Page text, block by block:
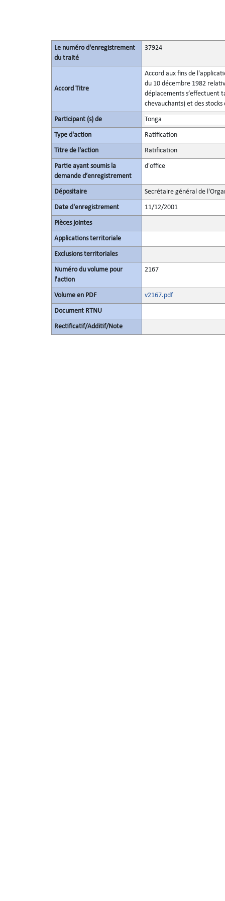
Le numéro d'enregistrement
du traité
37924
Accord Titre
Accord aux fins de
du 10 décembre 1982
déplacements s’effectuent
chevauchants) et des
Participant (s) de Tonga
Type d'action Ratification
Titre de l'action Ratification
Partie ayant soumis la
demande d’enregistrement
d'office
Dépositaire Secrétaire général de
Date d'enregistrement 11/12/2001
Pièces jointes
Applications territoriale
Exclusions territoriales
Numéro du volume pour
l'action
2167
Volume en PDF v2167.pdf
Document RTNU
Rectificatif/Additif/Note